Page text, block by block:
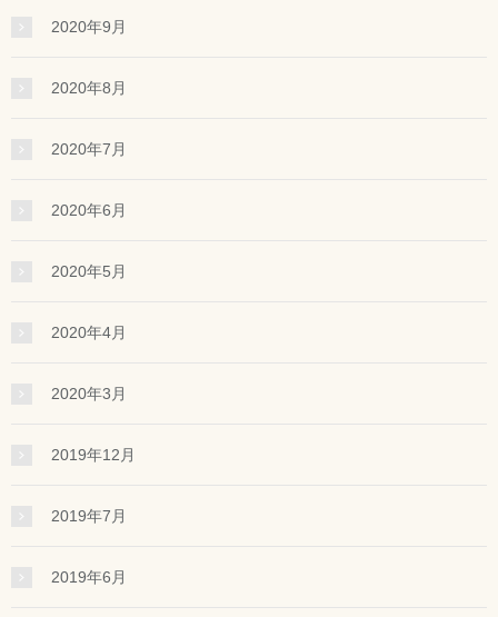
2020年9月
2020年8月
2020年7月
2020年6月
2020年5月
2020年4月
2020年3月
2019年12月
2019年7月
2019年6月